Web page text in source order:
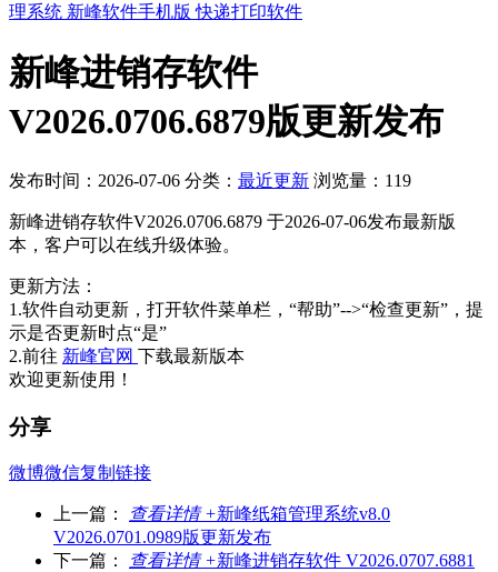
理系统 新峰软件手机版快递打印软件
新峰进销存软件
V2026.0706.6879版更新发布
发布时间：2026-07-06 分类： 最近更新 浏览量：119
新峰进销存软件V2026.0706.6879 于2026-07-06发布最新版
本，客户可以在线升级体验。
更新方法：
1.软件自动更新，打开软件菜单栏，“帮助”-->“检查更新”，提
示是否更新时点“是”
2.前往 新峰官网 下载最新版本
欢迎更新使用！
分享
微博微信复制链接
上一篇： 查看详情 +新峰纸箱管理系统v8.0
V2026.0701.0989版更新发布
下一篇：
查看详情 +新峰进销存软件 V2026.0707.6881